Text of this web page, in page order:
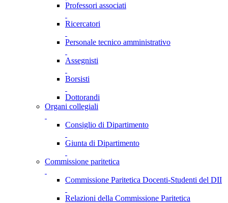
Professori associati
Ricercatori
Personale tecnico amministrativo
Assegnisti
Borsisti
Dottorandi
Organi collegiali
Consiglio di Dipartimento
Giunta di Dipartimento
Commissione paritetica
Commissione Paritetica Docenti-Studenti del DII
Relazioni della Commissione Paritetica